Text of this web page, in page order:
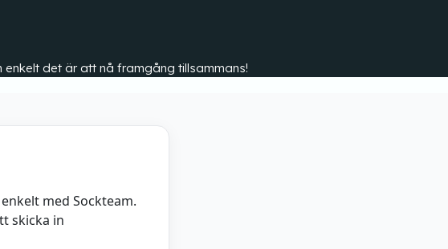
det är att nå framgång tillsammans!
med Sockteam.
skicka in